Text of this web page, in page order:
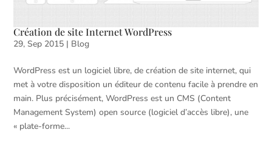
Création de site Internet WordPress
29, Sep 2015 | Blog
WordPress est un logiciel libre, de création de site internet, qui
met à votre disposition un éditeur de contenu facile à prendre en
main. Plus précisément, WordPress est un CMS (Content
Management System) open source (logiciel d’accès libre), une
« plate-forme...